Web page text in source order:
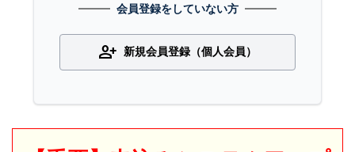
会員登録をしていない方
person_add 新規会員登録（個人会員）